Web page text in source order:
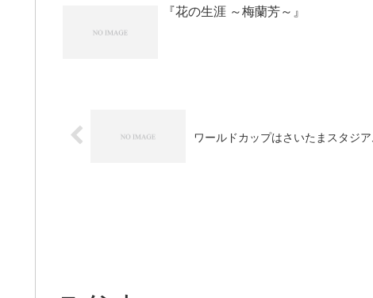
『花の生涯 ～梅蘭芳～』
ワールドカップはさいたまスタジ